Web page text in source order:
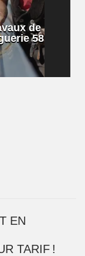
de
58
EN
TARIF !